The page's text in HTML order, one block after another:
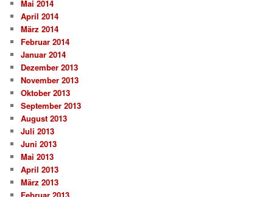
Mai 2014
April 2014
März 2014
Februar 2014
Januar 2014
Dezember 2013
November 2013
Oktober 2013
September 2013
August 2013
Juli 2013
Juni 2013
Mai 2013
April 2013
März 2013